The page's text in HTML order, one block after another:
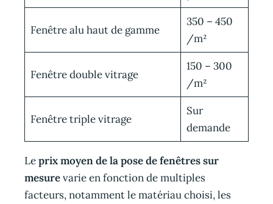
Fenêtre alu haut de gamme
350 – 450
/m²
Fenêtre double vitrage
150 – 300
/m²
Fenêtre triple vitrage
Sur
demande
Leprix moyen de la pose de fenêtres sur
mesurevarie en fonction de multiples
facteurs, notamment le matériau choisi, les